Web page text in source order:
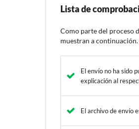
Lista de
Como parte del proceso
muestran a
El envío no ha sido
explicación al
El archivo de envío